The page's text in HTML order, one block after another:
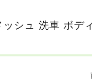
シュ 洗車 ボデ